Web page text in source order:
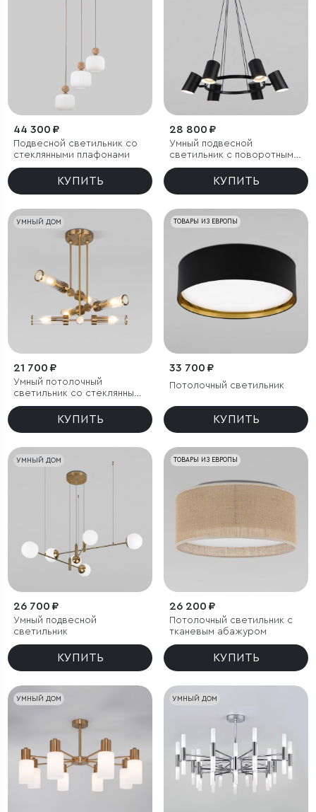
44 300 ₽
Подвесной светильник со
стеклянными плафонами
КУПИТЬ
28 800 ₽
Умный подвесной
светильник с поворотным
механизмом
КУПИТЬ
УМНЫЙ ДОМ
21 700 ₽
Умный потолочный
светильник со стеклянными
плафонами
КУПИТЬ
ТОВАРЫ ИЗ ЕВРОПЫ
33 700 ₽
Потолочный светильник
КУПИТЬ
УМНЫЙ ДОМ
26 700 ₽
Умный подвесной
светильник
КУПИТЬ
ТОВАРЫ ИЗ ЕВРОПЫ
26 200 ₽
Потолочный светильник с
тканевым абажуром
КУПИТЬ
УМНЫЙ ДОМ УМНЫЙ ДОМ